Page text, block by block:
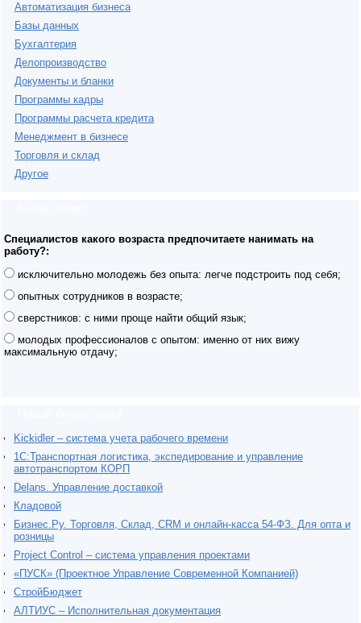
Автоматизация бизнеса
Базы данных
Бухгалтерия
Делопроизводство
Документы и бланки
Программы кадры
Программы расчета кредита
Менеджмент в бизнесе
Торговля и склад
Другое
Специалистов какого возраста предпочитаете нанимать на
работу?:
исключительно молодежь без опыта: легче подстроить под себя;
опытных сотрудников в возрасте;
сверстников: с ними проще найти общий язык;
молодых профессионалов с опытом: именно от них вижу
максимальную отдачу;
Kickidler – система учета рабочего времени
1С:Транспортная логистика, экспедирование и управление
автотранспортом КОРП
Delans. Управление доставкой
Кладовой
Бизнес.Ру. Торговля, Склад, CRM и онлайн-касса 54-ФЗ. Для опта и
розницы
Project Сontrol – система управления проектами
«ПУСК» (Проектное Управление Современной Компанией)
СтройБюджет
АЛТИУС – Исполнительная документация